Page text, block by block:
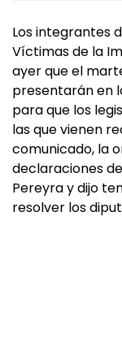
Los integrantes
Víctimas de la
ayer que el
presentarán en
para que los
las que vienen
comunicado, la
declaraciones
Pereyra y dijo
resolver los